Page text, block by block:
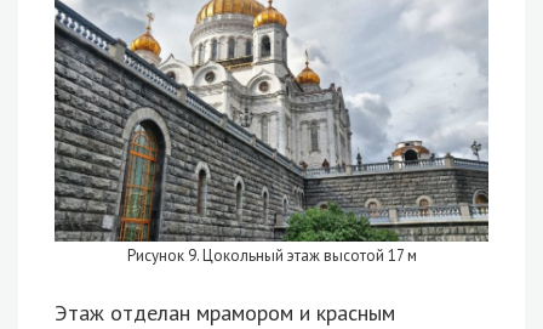
Рисунок 9. Цокольный этаж высотой 17 м
Этаж отделан мрамором и красным